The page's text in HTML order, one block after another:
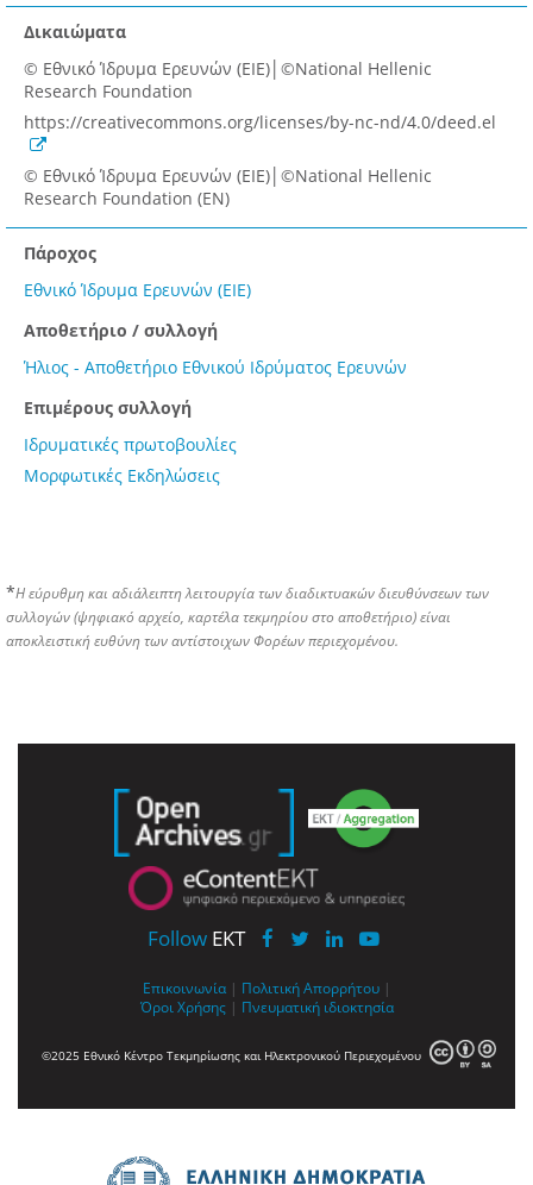
Δικαιώματα
© Εθνικό Ίδρυμα Ερευνών (ΕΙΕ)│©National Hellenic
Research Foundation
https://creativecommons.org/licenses/by-nc-nd/4.0/deed.el
© Εθνικό Ίδρυμα Ερευνών (ΕΙΕ)│©National Hellenic
Research Foundation (EN)
Πάροχος
Εθνικό Ίδρυμα Ερευνών (ΕΙΕ)
Αποθετήριο / συλλογή
Ήλιος - Αποθετήριο Εθνικού Ιδρύματος Ερευνών
Επιμέρους συλλογή
Ιδρυματικές πρωτοβουλίες
Μορφωτικές Εκδηλώσεις
*Η εύρυθμη και αδιάλειπτη λειτουργία των διαδικτυακών διευθύνσεων των
συλλογών (ψηφιακό αρχείο, καρτέλα τεκμηρίου στο αποθετήριο) είναι
αποκλειστική ευθύνη των αντίστοιχων Φορέων περιεχομένου.
Follow EKT
Επικοινωνία | Πολιτική Απορρήτου |
Όροι Χρήσης | Πνευματική ιδιοκτησία
©2025 Εθνικό Κέντρο Τεκμηρίωσης και Ηλεκτρονικού Περιεχομένου